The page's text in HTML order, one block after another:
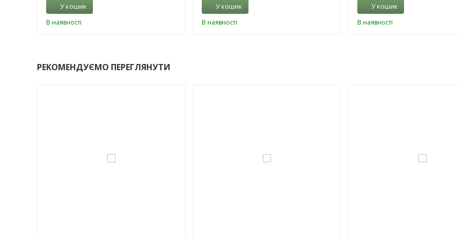
У кошик
В наявності
У кошик
В наявності
У кошик
В наявності
РЕКОМЕНДУЄМО ПЕРЕГЛЯНУТИ